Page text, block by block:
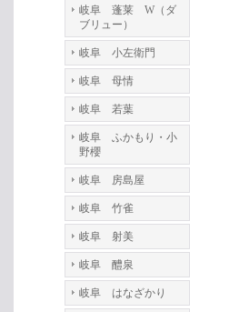
岐阜 蓬莱 W（ダ
ブリュー）
岐阜 小左衛門
岐阜 母情
岐阜 若葉
岐阜 ふかもり・小
野櫻
岐阜 房島屋
岐阜 竹雀
岐阜 射美
岐阜 醴泉
岐阜 はなざかり